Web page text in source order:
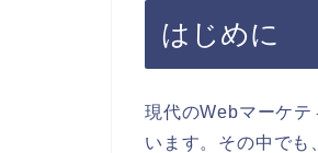
はじめに
現代のWebマーケ
います。その中でも